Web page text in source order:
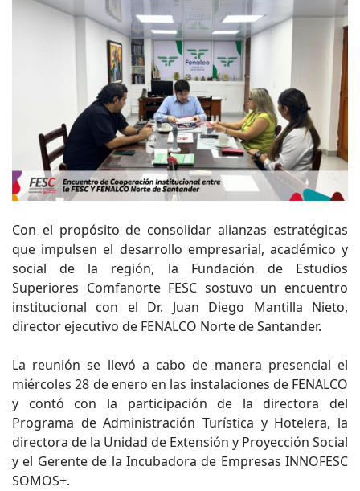
Con el propósito de consolidar alianzas estratégicas
que impulsen el desarrollo empresarial, académico y
social de la región, la Fundación de Estudios
Superiores Comfanorte FESC sostuvo un encuentro
institucional con el Dr. Juan Diego Mantilla Nieto,
director ejecutivo de FENALCO Norte de Santander.
La reunión se llevó a cabo de manera presencial el
miércoles 28 de enero en las instalaciones de FENALCO
y contó con la participación de la directora del
Programa de Administración Turística y Hotelera, la
directora de la Unidad de Extensión y Proyección Social
y el Gerente de la Incubadora de Empresas INNOFESC
SOMOS+.